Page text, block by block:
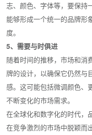
志、颜色、字体等，要保持
能够形成一个统一的品牌形
度。
5、需要与时俱进
随着时间的推移，市场和消
牌的设计，以确保它仍然与
感。这可能包括微调颜色、
不断变化的市场需求。
在全球化和数字化的时代，
在竞争激烈的市场中脱颖而